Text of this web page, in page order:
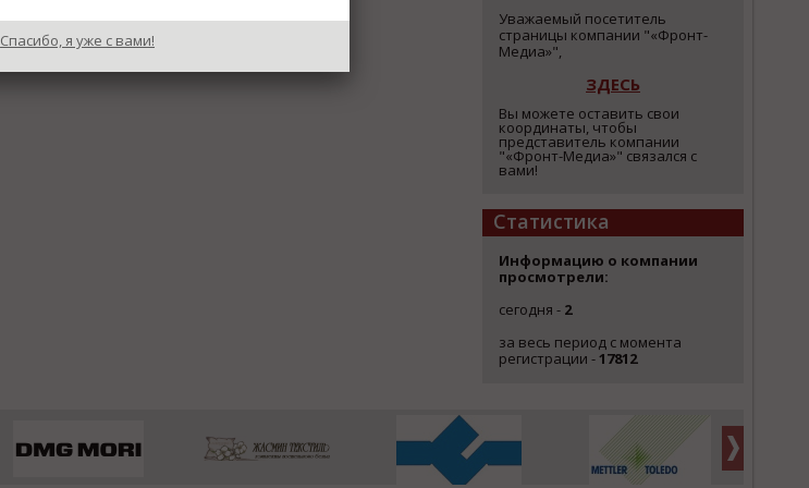
Уважаемый посетитель
страницы компании "«Фронт-
Медиа»",
ЗДЕСЬ
Вы можете оставить свои
координаты, чтобы
представитель компании
"«Фронт-Медиа»" связался с
вами!
Статистика
Информацию о компании
просмотрели:
сегодня - 2
за весь период с момента
регистрации -17812
Спасибо, я уже с вами!